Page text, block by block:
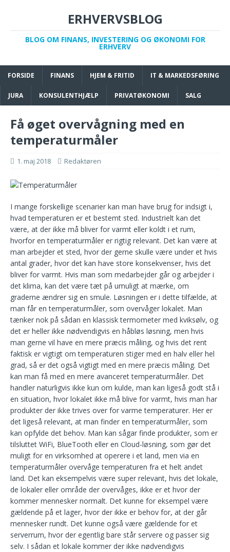
ERHVERVSBLOG
BLOG OM FINANS, INVESTERING OG ØKONOMI FOR
ERHVERV
FORSIDE FINANS HJEM & FRITID IT & MARKEDSFØRING
JURA KONSULENTHJÆLP PRIVATØKONOMI SALG
Få øget overvågning med en
temperaturmåler
1. maj 2018 Redaktøren
I mange forskellige scenarier kan man have brug for indsigt i,
hvad temperaturen er et bestemt sted. Industrielt kan det
være, at der ikke må bliver for varmt eller koldt i et rum,
hvorfor en temperaturmåler er rigtig relevant. Det kan være at
man arbejder et sted, hvor der gerne skulle være under et hvis
antal grader, hvor det kan have store konsekvenser, hvis det
bliver for varmt. Hvis man som medarbejder går og arbejder i
det klima, kan det være tæt på umuligt at mærke, om
graderne ændrer sig en smule. Løsningen er i dette tilfælde, at
man får en temperaturmåler, som overvåger lokalet. Man
tænker nok på sådan en klassisk termometer med kviksølv, og
det er heller ikke nødvendigvis en håbløs løsning, men hvis
man gerne vil have en mere præcis måling, og hvis det rent
faktisk er vigtigt om temperaturen stiger med en halv eller hel
grad, så er det også vigtigt med en mere præcis måling. Det
kan man få med en mere avanceret temperaturmåler. Det
handler naturligvis ikke kun om kulde, man kan ligeså godt stå i
en situation, hvor lokalet ikke må blive for varmt, hvis man har
produkter der ikke trives over for varme temperaturer. Her er
det ligeså relevant, at man finder en temperaturmåler, som
kan opfylde det behov. Man kan sågar finde produkter, som er
tilsluttet WiFi, BlueTooth eller en Cloud-løsning, som gør det
muligt for en virksomhed at operere i et land, men via en
temperaturmåler overvåge temperaturen fra et helt andet
land. Det kan eksempelvis være super relevant, hvis det lokale,
de lokaler eller område der overvåges, ikke er et hvor der
kommer mennesker normalt. Det kunne for eksempel være
gældende på et lager, hvor der ikke er behov for, at der går
mennesker rundt. Det kunne også være gældende for et
serverrum, hvor der egentlig bare står servere og passer sig
selv. I sådan et lokale kommer der ikke nødvendigvis